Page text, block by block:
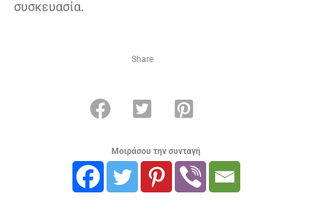
συσκευασία.
Share
Μοιράσου την συνταγή